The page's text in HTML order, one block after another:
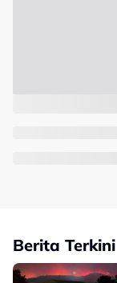
Berita Terkini